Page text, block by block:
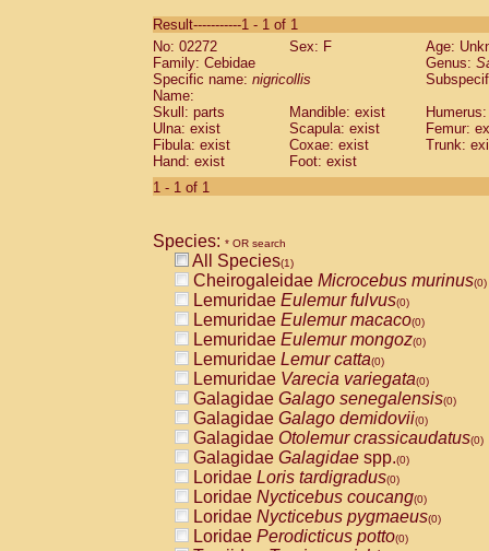
CebidaeSaguinus labiatus(0)
Cebidae Saguinus leucopus (0)
Cebidae
CebidaeSaguinus mystax
Cebidae Saguinus nigricollis (1)
Cebidae Saguinus oedipus
Cebidae Saguinus weddelli
Cebidae Saguinusspp.
Cebidae
CebidaeCebus capucinus
CebidaeCebus nigrivittatus
CebidaeCebus spp.(0)
CebidaeSaimiri boliviensis(0)
CebidaeSaimiri sciureus(0)
AtelidaeAlouatta caraya(0)
AtelidaeAlouatta fusca(0)
AtelidaeAlouatta seniculus(0)
AtelidaeAlouattaspp.(0)
AtelidaeAteles belzebuth(0)
AtelidaeAteles geoffroyi(0)
AtelidaeAteles paniscus(0)
AtelidaeAtelesspp.(0)
AtelidaeLagothrix lagothricha(0)
AtelidaeLagothrix lagothricha cana
PitheciidaeCacajao calvus
Result-----------1 - 1 of 1
No: 02272
Sex: F
Age:
Family: Cebidae
Genus:
Specific name: nigricollis
Name:
Skull: parts
Mandible: exist
Ulna: exist
Scapula: exist
Femur:
Fibula: exist
Coxae: exist
Trunk:
Hand: exist
Foot: exist
1 - 1 of 1
Species: * OR search
All Species(1)
Cheirogaleidae Microcebus murinus(0)
Lemuridae Eulemur fulvus(0)
Lemuridae Eulemur macaco(0)
Lemuridae Eulemur mongoz(0)
Lemuridae Lemur catta(0)
Lemuridae Varecia variegata(0)
Galagidae Galago senegalensis(0)
Galagidae Galago demidovii(0)
Galagidae Otolemur crassicaudatus(0)
Galagidae Galagidae spp.(0)
Loridae Loris tardigradus(0)
Loridae Nycticebus coucang(0)
Loridae Nycticebus pygmaeus(0)
Loridae Perodicticus potto(0)